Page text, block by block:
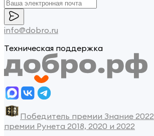
info@dobro.ru
Техническая поддержка
Победитель премии Знание 2022
премии Рунета 2018, 2020 и 2022